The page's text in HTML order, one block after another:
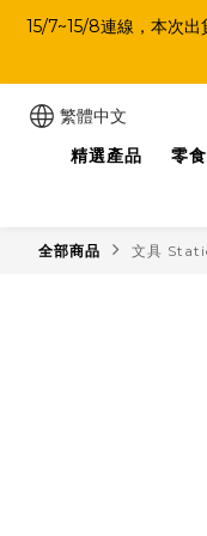
15/7~15/8連線，本次
繁體中文
精選產品
零
全部商品 文具